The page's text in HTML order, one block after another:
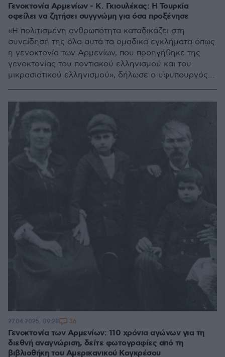
Γενοκτονία Αρμενίων - Κ. Γκιουλέκας: Η Τουρκία
οφείλει να ζητήσει συγγνώμη για όσα προξένησε
«Η πολιτισμένη ανθρωπότητα καταδικάζει στη
συνείδησή της όλα αυτά τα ομαδικά εγκλήματα όπως
η γενοκτονία των Αρμενίων, που προηγήθηκε της
γενοκτονίας του ποντιακού ελληνισμού και του
μικρασιατικού ελληνισμού», δήλωσε ο υφυπουργός
Γενοκτονία των Αρμενίων: 110 χρόνια αγώνων για τη
διεθνή αναγνώριση, δείτε φωτογραφίες από τη
βιβλιοθήκη του Αμερικανικού Κογκρέσου
27.04.2025, 09:28 36